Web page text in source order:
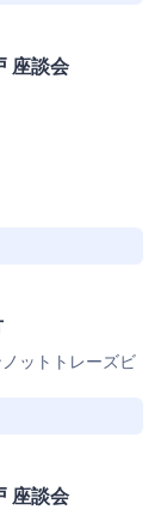
座談会
ットトレーズビ
座談会